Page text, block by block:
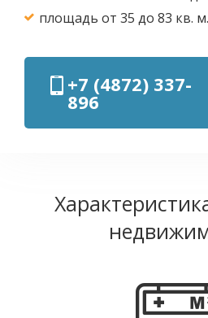
площадь от 35 до 83 кв. м.
+7 (4872) 337-
896